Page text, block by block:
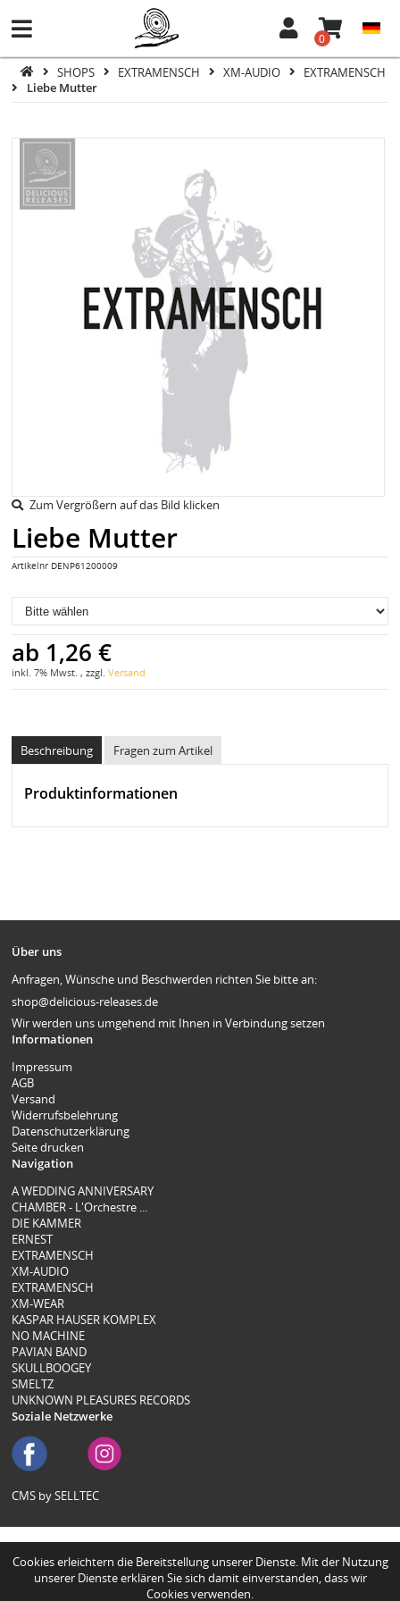
0
SHOPS EXTRAMENSCH XM-AUDIO
EXTRAMENSCH
Liebe Mutter
Zum Vergrößern auf das Bild klicken
Liebe Mutter
Artikelnr DENP61200009
ab 1,26 €
inkl. 7% Mwst. , zzgl. Versand
Beschreibung Fragen zum Artikel
Produktinformationen
Über uns
Anfragen, Wünsche und Beschwerden richten Sie bitte an:
shop@delicious-releases.de
Wir werden uns umgehend mit Ihnen in Verbindung setzen
Informationen
Impressum
AGB
Versand
Widerrufsbelehrung
Datenschutzerklärung
Seite drucken
Navigation
A WEDDING ANNIVERSARY
CHAMBER - L'Orchestre ...
DIE KAMMER
ERNEST
EXTRAMENSCH
XM-AUDIO
EXTRAMENSCH
XM-WEAR
KASPAR HAUSER KOMPLEX
NO MACHINE
PAVIAN BAND
SKULLBOOGEY
SMELTZ
UNKNOWN PLEASURES RECORDS
Soziale Netzwerke
CMS by SELLTEC
Cookies erleichtern die Bereitstellung unserer Dienste. Mit der Nutzung
unserer Dienste erklären Sie sich damit einverstanden, dass wir
Cookies verwenden.